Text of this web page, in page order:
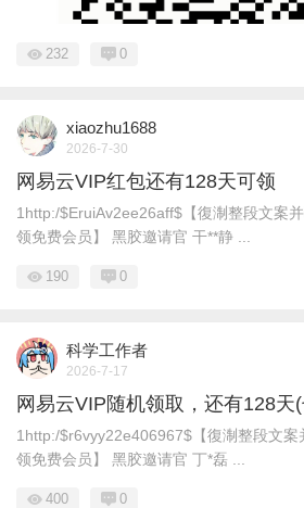
232 0
xiaozhu1688
2026-7-30
网易云VIP红包还有128天可领
1http:/$EruiAv2ee26aff$【復淛整段文案
领免费会员】 黑胶邀请官 干**静 ...
190 0
科学工作者
2026-7-17
网易云VIP随机领取，还有128天
1http:/$r6vyy22e406967$【復淛整段文案
领免费会员】 黑胶邀请官 丁*磊 ...
400 0